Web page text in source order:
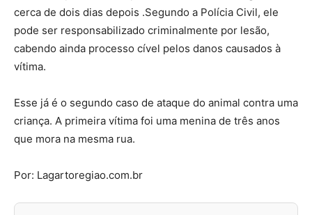
cerca de dois dias depois .Segundo a Polícia Civil, ele
pode ser responsabilizado criminalmente por lesão,
cabendo ainda processo cível pelos danos causados à
vítima.
Esse já é o segundo caso de ataque do animal contra uma
criança. A primeira vítima foi uma menina de três anos
que mora na mesma rua.
Por: Lagartoregiao.com.br